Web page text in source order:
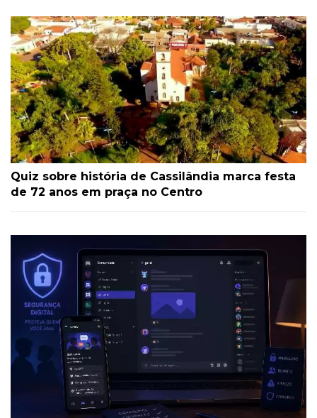
Quiz sobre história de Cassilândia marca festa
de 72 anos em praça no Centro